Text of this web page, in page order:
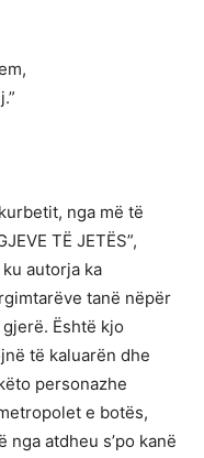
nga më të
TË JETËS”,
ku autorja ka
tanë nëpër
Është kjo
të kaluarën dhe
personazhe
e botës,
atdheu s’po kanë